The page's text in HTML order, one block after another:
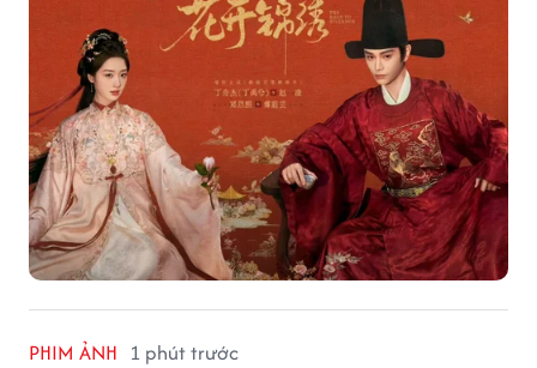
PHIM ẢNH 1 phút trước